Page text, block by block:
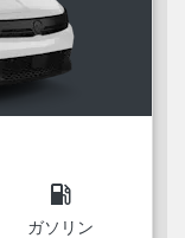
local_gas_station
ガソリン